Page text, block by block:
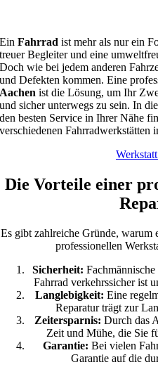
EinFahrrad ist mehr als nur ein
treuer Begleiter und eine
Doch wie bei jedem anderen
und Defekten kommen. Eine
Aachen ist die Lösung, um Ihr
und sicher unterwegs zu sein. In
den besten Service in Ihrer Nähe
verschiedenen Fahrradwerkstätten
Die Vorteile einer
Es gibt zahlreiche Gründe, warum
professionellen
Sicherheit:
Fahrrad verkehrssicher ist
Langlebigkeit: Eine
Reparatur trägt zur
Zeitersparnis: Durch das
Zeit und Mühe, die Sie
Garantie: Bei vielen
Garantie auf die